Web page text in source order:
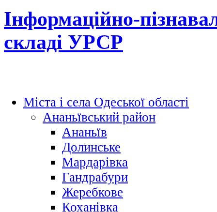
Інформаційно-
складі УРСР
Міста і села Одеської області
Ананьївський район
Ананьїв
Долинське
Мардарівка
Гандрабури
Жеребкове
Коханівка